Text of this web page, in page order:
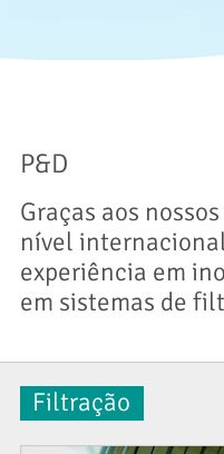
P&D
Graças aos
nível
experiência em
em sistemas de
Filtração